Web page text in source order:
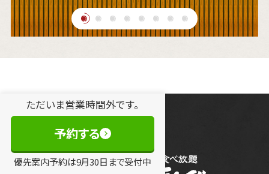
ただいま営業時間外です。
予約する
優先案内予約は9月30日 まで受付中